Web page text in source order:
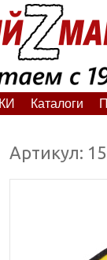
Каталоги
Артикул: